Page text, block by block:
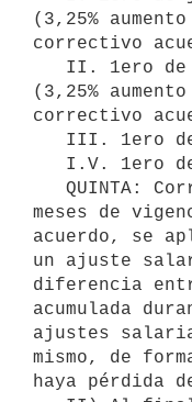
(3,25%
correctivo
(3,25%
correctivo
meses de
acuerdo, se
un ajuste
diferencia
acumulada
ajustes
mismo, de
haya pérdida